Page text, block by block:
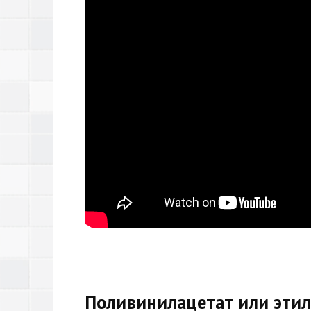
Поливинилацетат или